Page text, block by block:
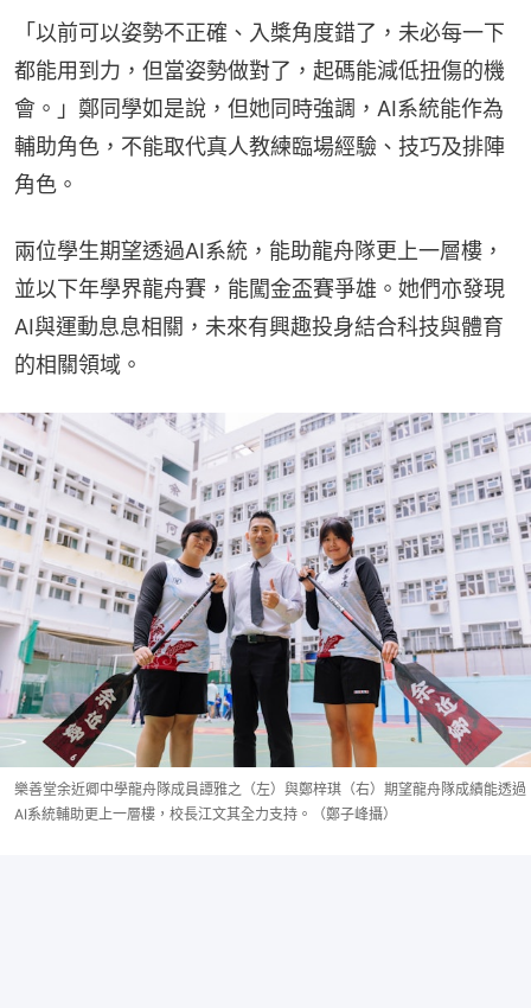
「以前可以姿勢不正確、入槳角度錯了，未必每一下
都能用到力，但當姿勢做對了，起碼能減低扭傷的機
會。」鄭同學如是說，但她同時強調，AI系統能作為
輔助角色，不能取代真人教練臨場經驗、技巧及排陣
角色。
兩位學生期望透過AI系統，能助龍舟隊更上一層樓，
並以下年學界龍舟賽，能闖金盃賽爭雄。她們亦發現
AI與運動息息相關，未來有興趣投身結合科技與體育
的相關領域。
樂善堂余近卿中學龍舟隊成員譚雅之（左）與鄭梓琪（右）期望龍舟隊成績能透過
AI系統輔助更上一層樓，校長江文其全力支持。（鄭子峰攝）